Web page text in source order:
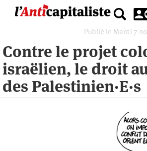
Publié le Mardi 7
Contre le projet
israëlien, le droit
des Palestinien·E·s